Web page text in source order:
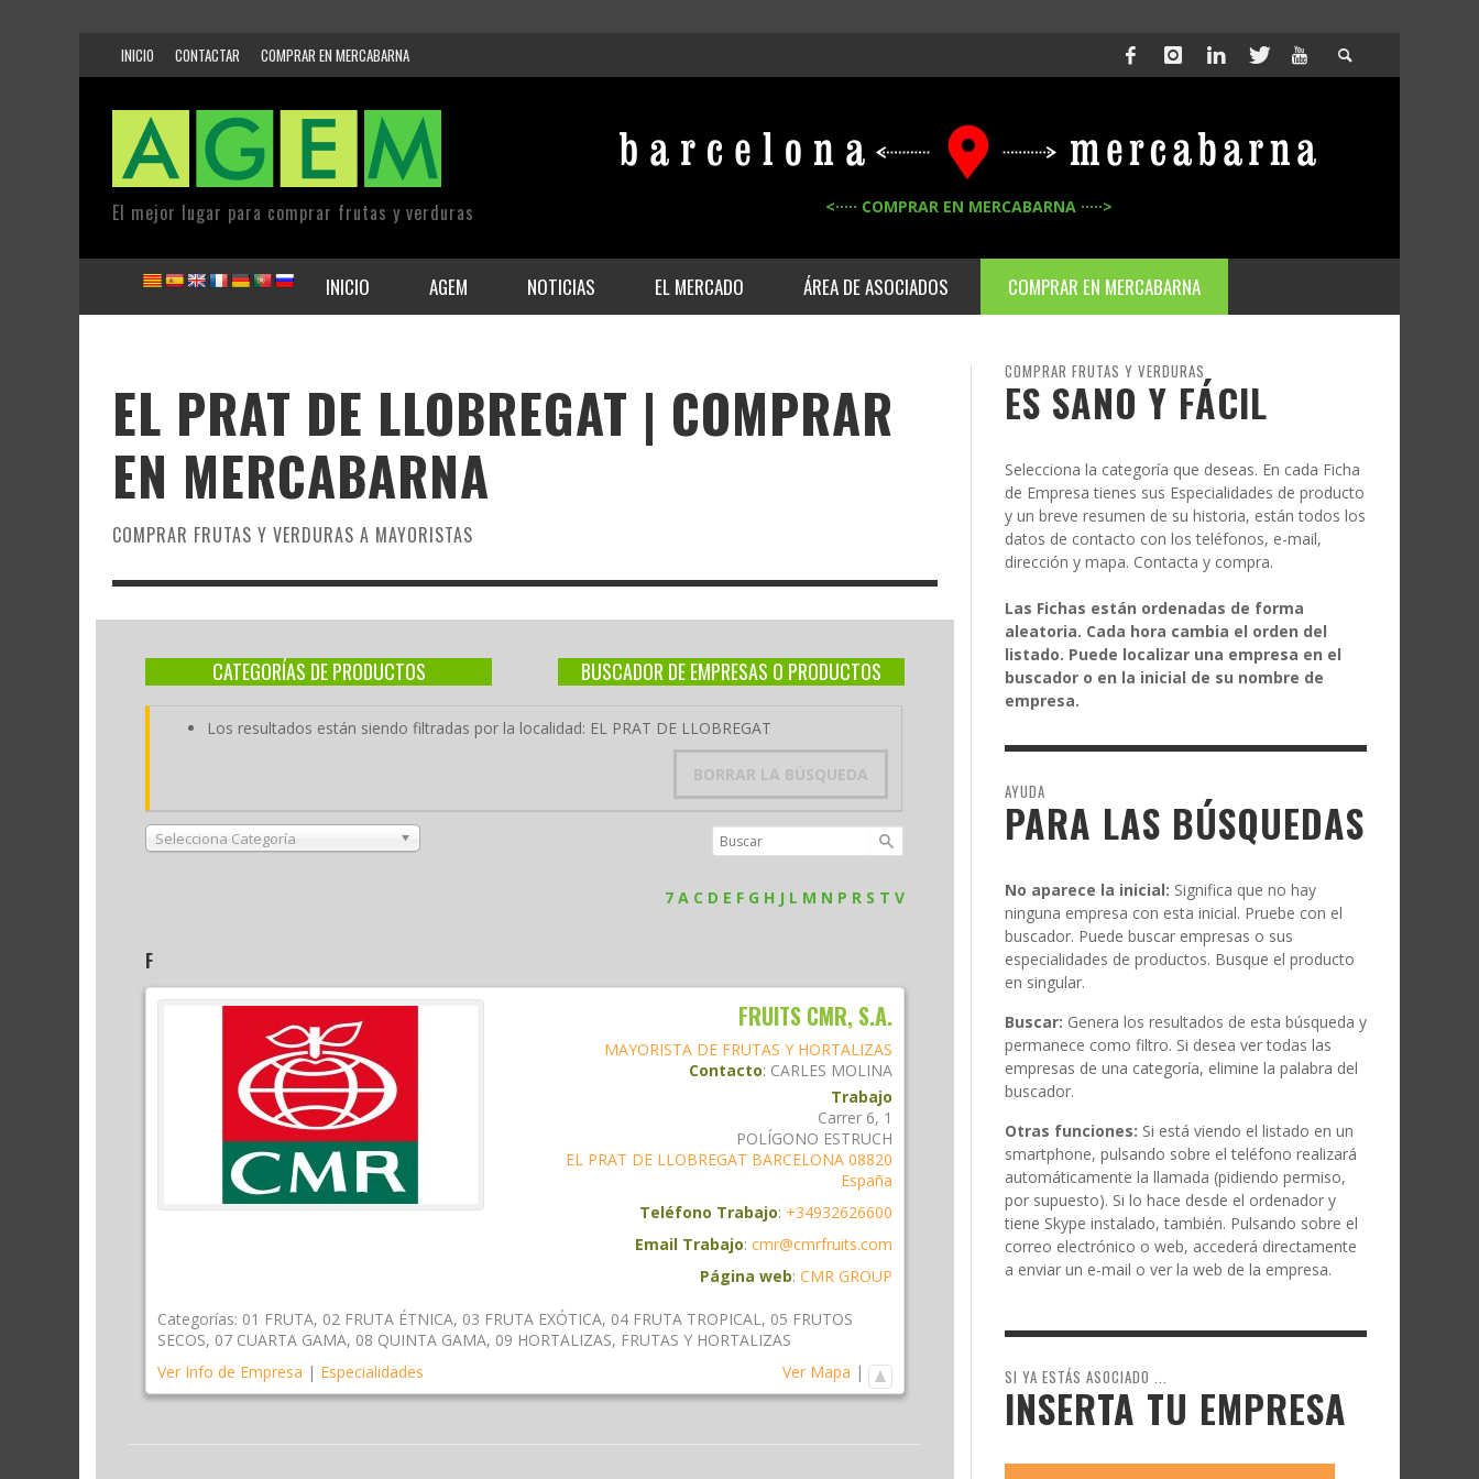
INICIO CONTACTAR COMPRAR EN MERCABARNA
El mejor lugar para comprar frutas y verduras <····· COMPRAR EN MERCABARNA ·····>
INICIO AGEM NOTICIAS EL MERCADO ÁREA DE ASOCIADOS COMPRAR EN MERCABARNA
EL PRAT DE LLOBREGAT | COMPRAR
EN MERCABARNA
COMPRAR FRUTAS Y VERDURAS A MAYORISTAS
CATEGORÍAS DE PRODUCTOS BUSCADOR DE EMPRESAS O PRODUCTOS
Los resultados están siendo filtradas por la localidad: EL PRAT DE LLOBREGAT
BORRAR LA BÚSQUEDA
Selecciona Categoría
7 A C D E F G H J L M N P R S T V
F
FRUITS CMR, S.A.
MAYORISTA DE FRUTAS Y HORTALIZAS
Contacto: CARLES MOLINA
Trabajo
Carrer 6, 1
POLÍGONO ESTRUCH
EL PRAT DE LLOBREGAT BARCELONA 08820
España
Teléfono Trabajo: +34932626600
Email Trabajo: cmr@cmrfruits.com
Página web: CMR GROUP
Categorías: 01 FRUTA, 02 FRUTA ÉTNICA, 03 FRUTA EXÓTICA, 04 FRUTA TROPICAL, 05 FRUTOS
SECOS, 07 CUARTA GAMA, 08 QUINTA GAMA, 09 HORTALIZAS, FRUTAS Y HORTALIZAS
Ver Info de Empresa | Especialidades Ver Mapa |
COMPRAR FRUTAS Y VERDURAS
ES SANO Y FÁCIL
Selecciona la categoría que deseas. En cada Ficha
de Empresa tienes sus Especialidades de producto
y un breve resumen de su historia, están todos los
datos de contacto con los teléfonos, e-mail,
dirección y mapa. Contacta y compra.
Las Fichas están ordenadas de forma
aleatoria. Cada hora cambia el orden del
listado. Puede localizar una empresa en el
buscador o en la inicial de su nombre de
empresa.
AYUDA
PARA LAS BÚSQUEDAS
No aparece la inicial: Significa que no hay
ninguna empresa con esta inicial. Pruebe con el
buscador. Puede buscar empresas o sus
especialidades de productos. Busque el producto
en singular.
Buscar: Genera los resultados de esta búsqueda y
permanece como filtro. Si desea ver todas las
empresas de una categoría, elimine la palabra del
buscador.
Otras funciones: Si está viendo el listado en un
smartphone, pulsando sobre el teléfono realizará
automáticamente la llamada (pidiendo permiso,
por supuesto). Si lo hace desde el ordenador y
tiene Skype instalado, también. Pulsando sobre el
correo electrónico o web, accederá directamente
a enviar un e-mail o ver la web de la empresa.
SI YA ESTÁS ASOCIADO ...
INSERTA TU EMPRESA